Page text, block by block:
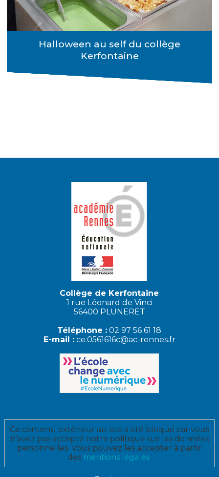
Halloween au self du collège
Kerfontaine
Collège de Kerfontaine
1 rue Léonard de Vinci
56400 PLUNERET
Téléphone : 02 97 56 61 18
E-mail : ce.0561616c@ac-rennes.fr
Ce contenu extérieur au site a été bloqué car vous
n'avez pas accepté notre politique sur les données
personnelles. Vous pouvez les accepter à partir
des mentions légales.